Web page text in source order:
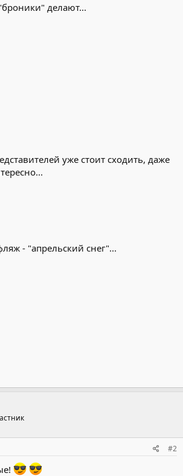
делают...
уже стоит сходить, даже
- "апрельский снег"...
#2